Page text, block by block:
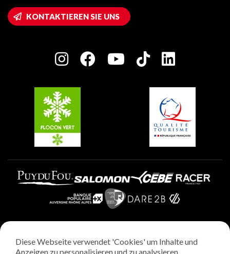
Wifi-Zugang
Haus der Eigentümer
Charta der Engagierten Akteure
Plagne 1800
Plagne Villages
Plagne Aime 2000
KONTAKTIEREN SIE UNS
Rechtliche Hinweise
Diese Webseite verwendet 'Cookies' um Inhalte und
Anzeigen zu personalisieren und zu analysieren.